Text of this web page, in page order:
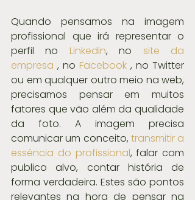
Quando pensamos na imagem
profissional que irá representar o
perfil no Linkedin, no site da
empresa , no Facebook , no Twitter
ou em qualquer outro meio na web,
precisamos pensar em muitos
fatores que vão além da qualidade
da foto. A imagem precisa
comunicar um conceito, transmitir a
essência do profissional, falar com
publico alvo, contar história de
forma verdadeira. Estes são pontos
relevantes na hora de pensar na